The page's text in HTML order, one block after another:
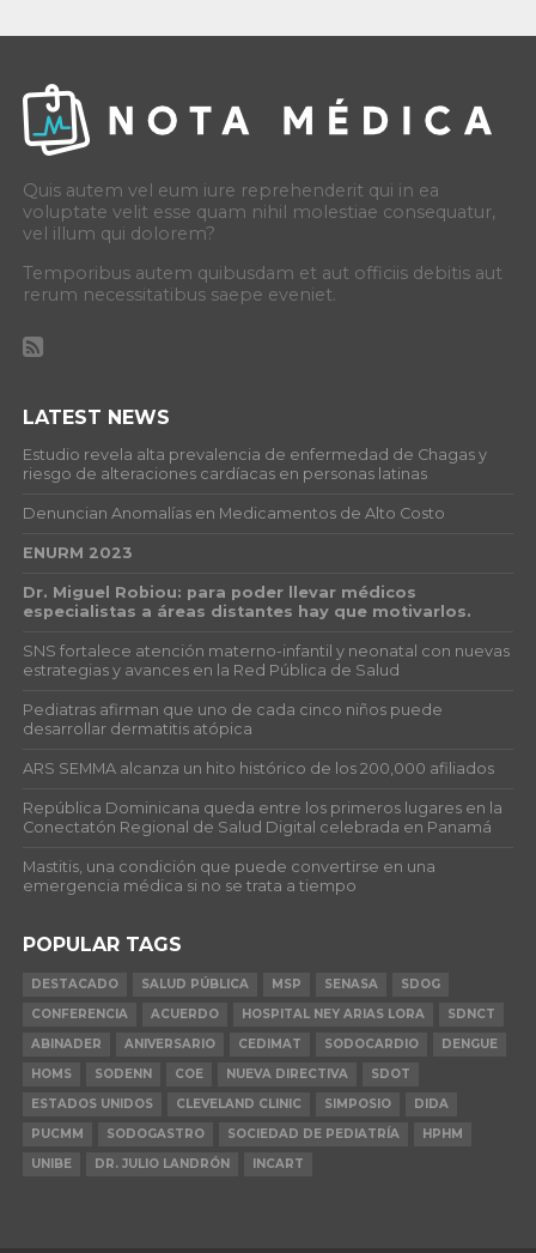
Quis autem vel eum iure reprehenderit qui in ea
voluptate velit esse quam nihil molestiae consequatur,
vel illum qui dolorem?
Temporibus autem quibusdam et aut officiis debitis aut
rerum necessitatibus saepe eveniet.
LATEST NEWS
Estudio revela alta prevalencia de enfermedad de Chagas y
riesgo de alteraciones cardíacas en personas latinas
Denuncian Anomalías en Medicamentos de Alto Costo
ENURM 2023
Dr. Miguel Robiou: para poder llevar médicos
especialistas a áreas distantes hay que motivarlos.
SNS fortalece atención materno-infantil y neonatal con nuevas
estrategias y avances en la Red Pública de Salud
Pediatras afirman que uno de cada cinco niños puede
desarrollar dermatitis atópica
ARS SEMMA alcanza un hito histórico de los 200,000 afiliados
República Dominicana queda entre los primeros lugares en la
Conectatón Regional de Salud Digital celebrada en Panamá
Mastitis, una condición que puede convertirse en una
emergencia médica si no se trata a tiempo
POPULAR TAGS
DESTACADO SALUD PÚBLICA MSP SENASA
SDOG
CONFERENCIA
ACUERDO HOSPITAL NEY ARIAS LORA
SDNCT
ABINADER
ANIVERSARIO CEDIMAT SODOCARDIO
DENGUE
HOMS
SODENN COE NUEVA DIRECTIVA
SDOT
ESTADOS UNIDOS
CLEVELAND CLINIC SIMPOSIO
DIDA
PUCMM
SODOGASTRO SOCIEDAD DE PEDIATRÍA
HPHM
UNIBE
DR. JULIO LANDRÓN INCART